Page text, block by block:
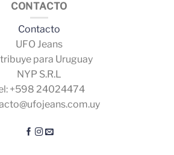
CONTACTO
Contacto
UFO Jeans
para Uruguay
NYP S.R.L
+598 24024474